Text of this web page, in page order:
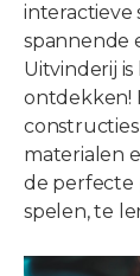
interactieve
spannende
Uitvinderij
ontdekken!
materialen
de perfecte
spelen, te